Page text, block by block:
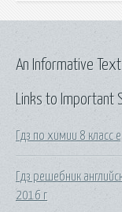
Links to Important
Гдз по химии 8
Гдз решебник
2016 г
An Informative